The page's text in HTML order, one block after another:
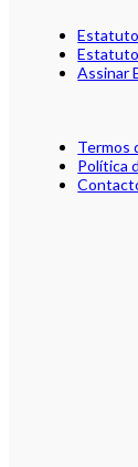
Assinar
Termos
Política